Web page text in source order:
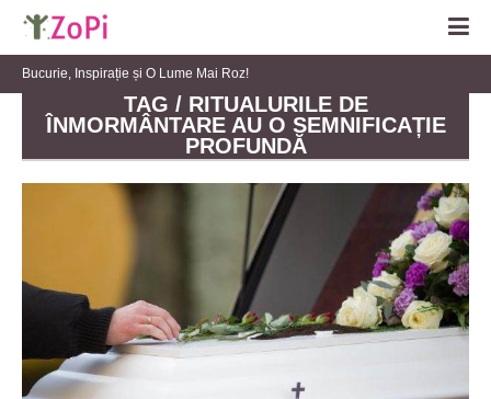
Bucurie, Inspirație și O Lume Mai Roz!
TAG / RITUALURILE DE
ÎNMORMÂNTARE AU O SEMNIFICAȚIE
PROFUNDĂ